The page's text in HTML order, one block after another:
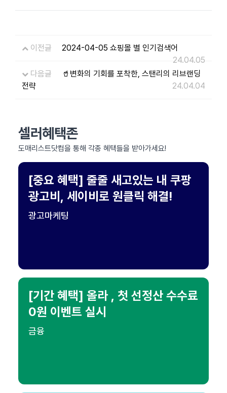
이전글
2024-04-05 쇼핑몰 별 인기검색어
24.04.05
다음글
🥤변화의 기회를 포착한, 스탠리의 리브랜딩
전략
24.04.04
셀러혜택존
도매리스트닷컴을 통해 각종 혜택들을 받아가세요!
[중요 혜택] 줄줄 새고있는 내 쿠팡
광고비, 세이비로 원클릭 해결!
광고마케팅
[기간 혜택] 올라 , 첫 선정산 수수료
0원 이벤트 실시
금융